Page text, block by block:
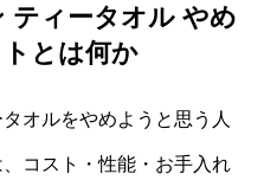
ティータオル やめ
とは何か
オルをやめようと思う人
コスト・性能・お手入れ